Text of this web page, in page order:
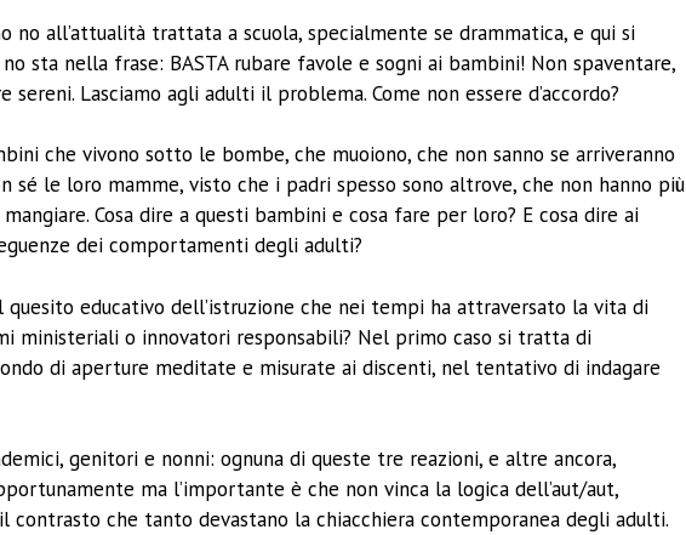
no all’attualità trattata a scuola, specialmente se drammatica, e qui si
sta nella frase: BASTA rubare favole e sogni ai bambini! Non spaventare,
Lasciamo agli adulti il problema. Come non essere d’accordo?
che vivono sotto le bombe, che muoiono, che non sanno se arriveranno
sé le loro mamme, visto che i padri spesso sono altrove, che non hanno più
Cosa dire a questi bambini e cosa fare per loro? E cosa dire ai
dei comportamenti degli adulti?
educativo dell’istruzione che nei tempi ha attraversato la vita di
ministeriali o innovatori responsabili? Nel primo caso si tratta di
di aperture meditate e misurate ai discenti, nel tentativo di indagare
genitori e nonni: ognuna di queste tre reazioni, e altre ancora,
ma l’importante è che non vinca la logica dell’aut/aut,
contrasto che tanto devastano la chiacchiera contemporanea degli adulti.